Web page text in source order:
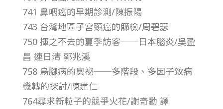
第
2
0
741 鼻咽癌的早期診測/陳振陽
743 台灣地區子宮頸癌的篩檢/周碧瑟
750 揮之不去的夏季訪客──日本腦炎/吳盈
昌 連日清 郭兆溪
758 烏腳病的奧祕──多階段、多因子致病
機轉的探討/陳建仁
764尋求新粒子的競爭火花/謝奇勳 譯